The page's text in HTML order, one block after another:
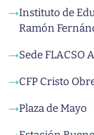
→Instituto de
Ramón
→Sede FLACSO
→CFP Cristo
→Plaza de Mayo